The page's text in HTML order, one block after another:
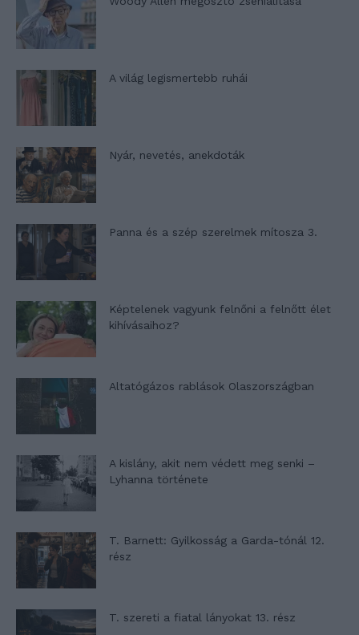
A világ legismertebb ruhái
Nyár, nevetés, anekdoták
Panna és a szép szerelmek mítosza 3.
Képtelenek vagyunk felnőni a felnőtt élet
kihívásaihoz?
Altatógázos rablások Olaszországban
A kislány, akit nem védett meg senki –
Lyhanna története
T. Barnett: Gyilkosság a Garda-tónál 12.
rész
T. szereti a fiatal lányokat 13. rész